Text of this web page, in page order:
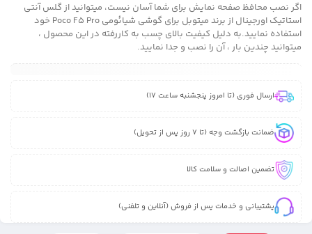
اگر نصب محافظ صفحه نمایش برای شما آسان نیست، میتوانید از گلس آنتی
استاتیک اورجینال از برند میتوبل برای گوشی شیائومی Poco F5 Pro خود
استفاده نمایید.به دلیل کیفیت بالای چسب به کاررفته در این محصول ،
میتوانید چندین بار ، آن را نصب و جدا نمایید.
ارسال فوری (تا امروز پنجشنبه ساعت 17)
ضمانت بازگشت وجه (تا 7 روز پس از تحویل)
تضمین اصالت و سلامت کالا
پشتیبانی و خدمات پس از فروش (آنلاین و تلفنی)